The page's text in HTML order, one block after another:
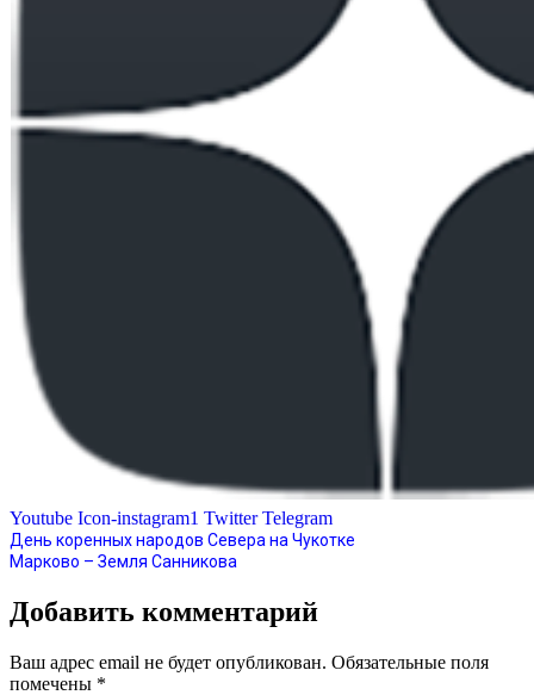
Youtube Icon-instagram1 Twitter Telegram
День коренных народов Севера на Чукотке
Марково – Земля Санникова
Добавить комментарий
Ваш адрес email не будет опубликован. Обязательные поля
помечены *